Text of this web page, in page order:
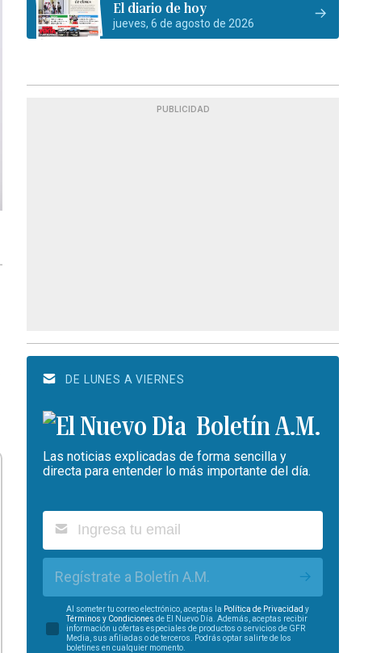
El diario de hoy
jueves, 6 de agosto de 2026
PUBLICIDAD
DE LUNES A VIERNES
Boletín A.M.
Las noticias explicadas de forma sencilla y
directa para entender lo más importante del día.
Regístrate a Boletín A.M.
Al someter tu correo electrónico, aceptas la Política de Privacidad y
Términos y Condiciones de El Nuevo Día. Además, aceptas recibir
información u ofertas especiales de productos o servicios de GFR
Media, sus afiliadas o de terceros. Podrás optar salirte de los
boletines en cualquier momento.